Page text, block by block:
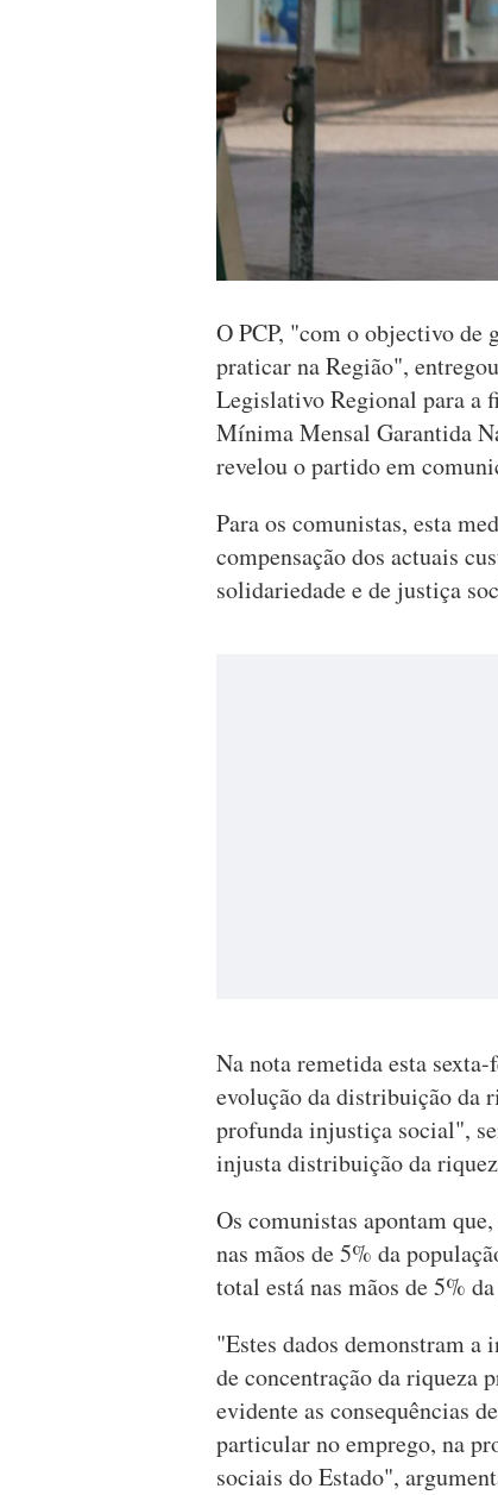
O PCP, "com o objectivo
praticar na Região",
Legislativo Regional para a
Mínima Mensal Garantida
revelou o partido em
Para os comunistas, esta
compensação dos actuais
solidariedade e de justiça
Na nota remetida esta
evolução da distribuição da
profunda injustiça social",
injusta distribuição da
Os comunistas apontam
nas mãos de 5% da
total está nas mãos de 5%
"Estes dados demonstram
de concentração da riqueza
evidente as consequências
particular no emprego, na
sociais do Estado",